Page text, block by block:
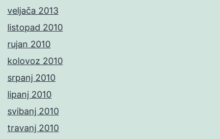
veljača 2013
listopad 2010
rujan 2010
kolovoz 2010
srpanj 2010
lipanj 2010
svibanj 2010
travanj 2010